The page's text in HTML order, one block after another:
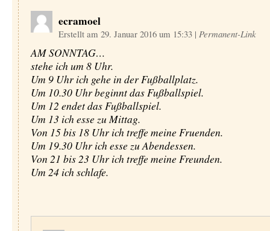
ecramoel
Erstellt am 29. Januar 2016 um 15:33 | Permanent-Link
AM SONNTAG…
stehe ich um 8 Uhr.
Um 9 Uhr ich gehe in der Fußballplatz.
Um 10.30 Uhr beginnt das Fußballspiel.
Um 12 endet das Fußballspiel.
Um 13 ich esse zu Mittag.
Von 15 bis 18 Uhr ich treffe meine Fruenden.
Um 19.30 Uhr ich esse zu Abendessen.
Von 21 bis 23 Uhr ich treffe meine Freunden.
Um 24 ich schlafe.